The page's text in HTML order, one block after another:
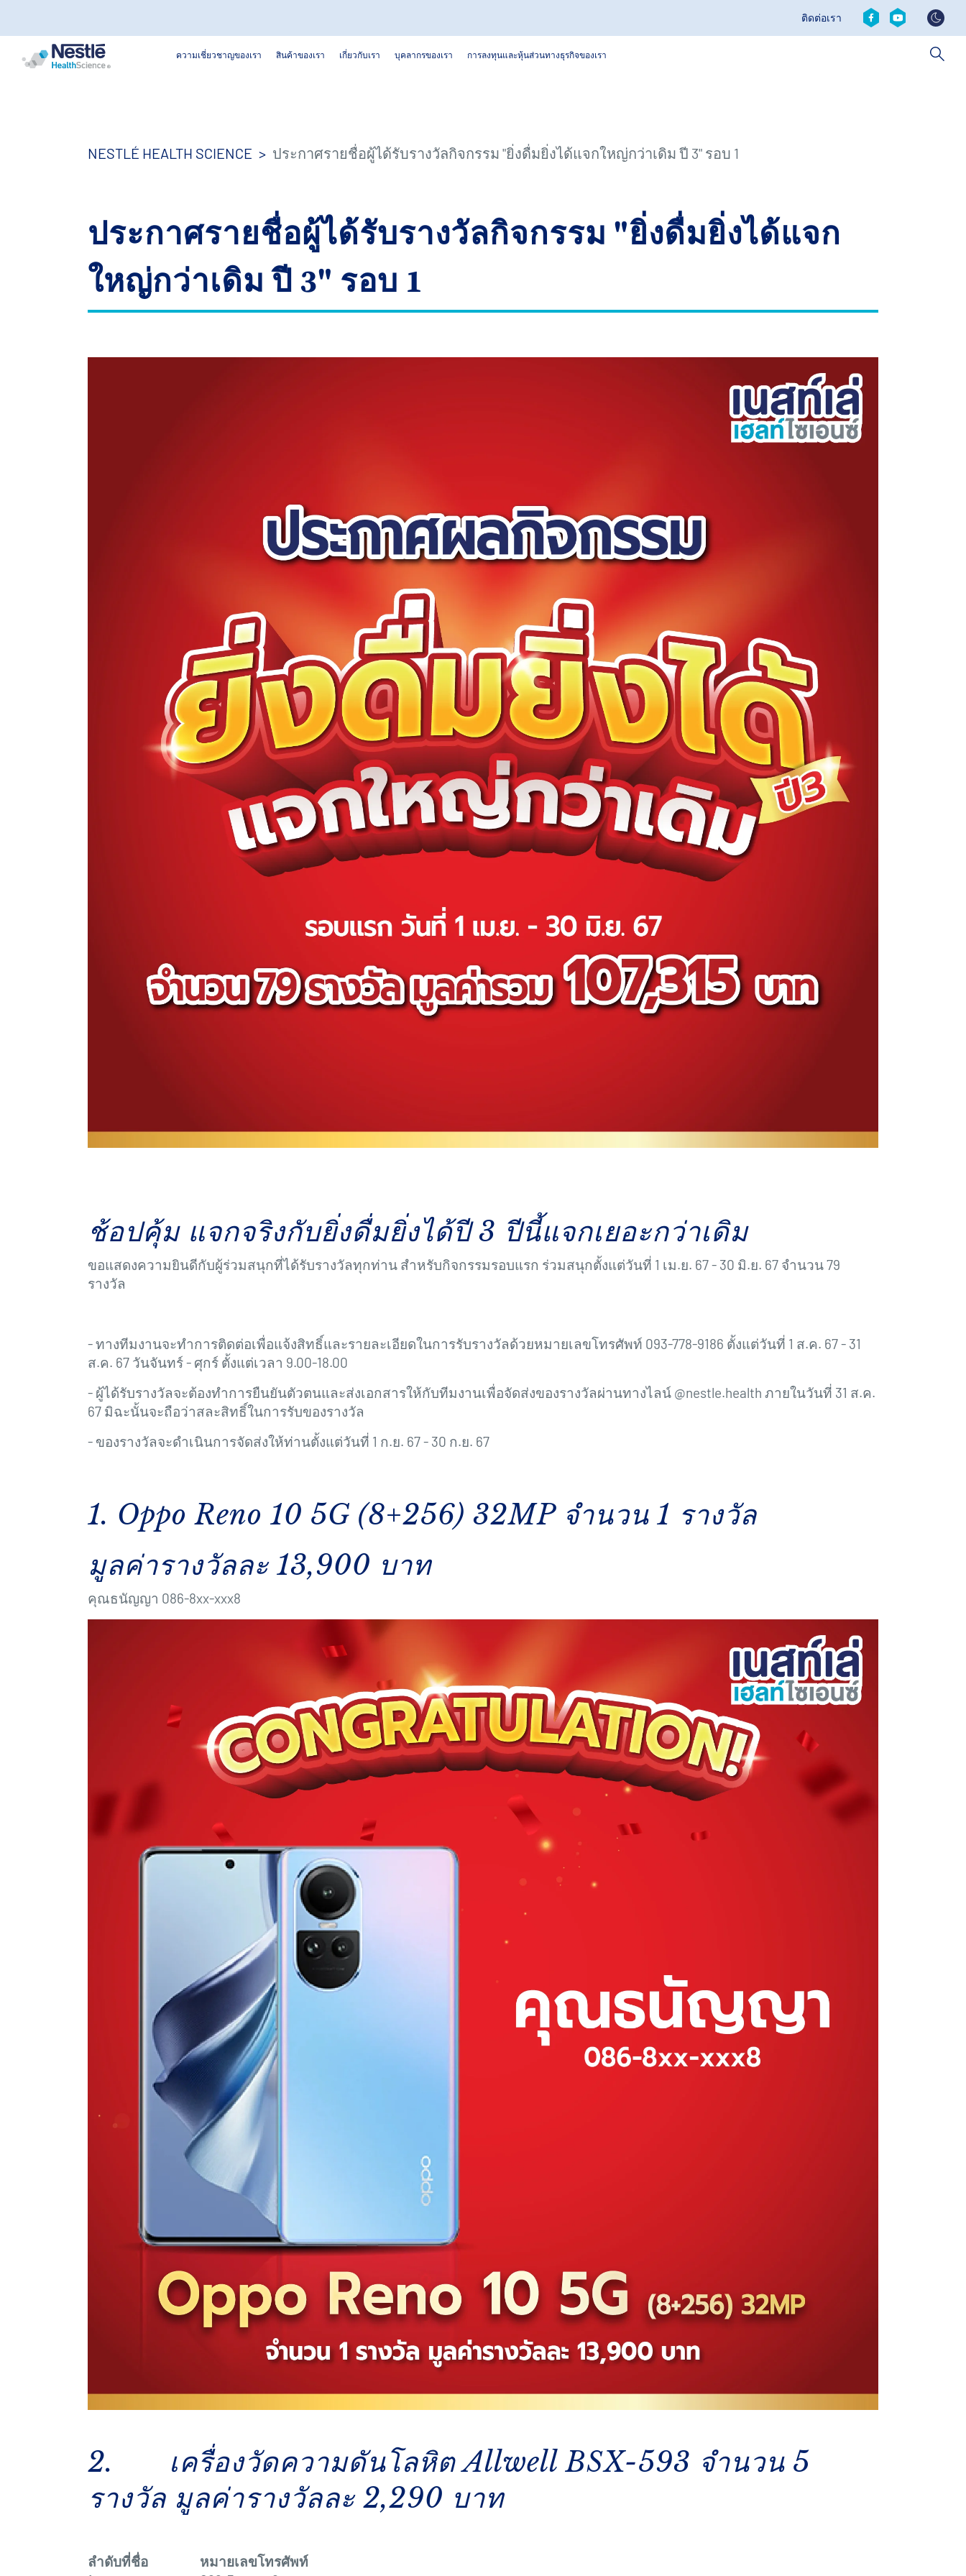
Contact
revamp
ติดต่อเรา
Social
revamp
ความเชี่ยวชาญของเรา สินค้าของเรา เกี่ยวกับเรา บุคลากรของเรา การลงทุนและหุ้นส่วนทางธุรกิจของเรา
NESTLÉ HEALTH SCIENCE ประกาศรายชื่อผู้ได้รับรางวัลกิจกรรม "ยิ่งดื่มยิ่งได้แจกใหญ่กว่าเดิม ปี 3" รอบ 1
ประกาศรายชื่อผู้ได้รับรางวัลกิจกรรม "ยิ่งดื่มยิ่งได้แจก
ใหญ่กว่าเดิม ปี 3" รอบ 1
ช้อปคุ้ม แจกจริงกับยิ่งดื่มยิ่งได้ปี 3 ปีนี้แจกเยอะกว่าเดิม
ขอแสดงความยินดีกับผู้ร่วมสนุกที่ได้รับรางวัลทุกท่าน สำหรับกิจกรรมรอบแรก ร่วมสนุกตั้งแต่วันที่ 1 เม.ย. 67 - 30 มิ.ย. 67 จำนวน 79
รางวัล
- ทางทีมงานจะทำการติดต่อเพื่อแจ้งสิทธิ์และรายละเอียดในการรับรางวัลด้วยหมายเลขโทรศัพท์ 093-778-9186 ตั้งแต่วันที่ 1 ส.ค. 67 - 31
ส.ค. 67 วันจันทร์ - ศุกร์ ตั้งแต่เวลา 9.00-18.00
- ผู้ได้รับรางวัลจะต้องทำการยืนยันตัวตนและส่งเอกสารให้กับทีมงานเพื่อจัดส่งของรางวัลผ่านทางไลน์ @nestle.health ภายในวันที่ 31 ส.ค.
67 มิฉะนั้นจะถือว่าสละสิทธิ์ในการรับของรางวัล
- ของรางวัลจะดำเนินการจัดส่งให้ท่านตั้งแต่วันที่ 1 ก.ย. 67 - 30 ก.ย. 67
1. Oppo Reno 10 5G (8+256) 32MP จำนวน 1 รางวัล
มูลค่ารางวัลละ 13,900 บาท
คุณธนัญญา 086-8xx-xxx8
2. เครื่องวัดความดันโลหิต Allwell BSX-593 จำนวน 5
รางวัล มูลค่ารางวัลละ 2,290 บาท
ลำดับที่ชื่อ
หมายเลขโทรศัพท์